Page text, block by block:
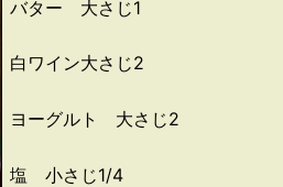
バター 大さじ1
白ワイン大さじ2
ヨーグルト 大さじ2
塩 小さじ1/4